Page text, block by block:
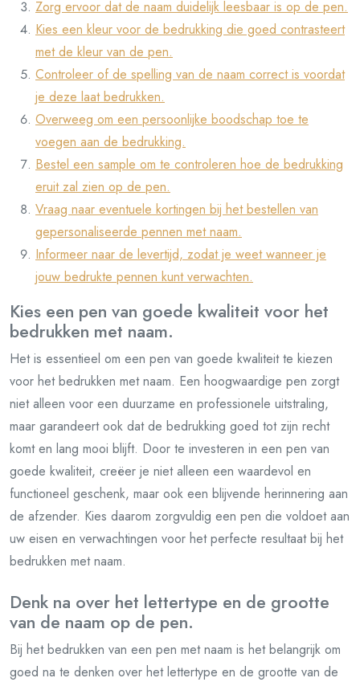
Zorg ervoor dat de naam duidelijk leesbaar is op de pen.
Kies een kleur voor de bedrukking die goed contrasteert
met de kleur van de pen.
Controleer of de spelling van de naam correct is voordat
je deze laat bedrukken.
Overweeg om een persoonlijke boodschap toe te
voegen aan de bedrukking.
Bestel een sample om te controleren hoe de bedrukking
eruit zal zien op de pen.
Vraag naar eventuele kortingen bij het bestellen van
gepersonaliseerde pennen met naam.
Informeer naar de levertijd, zodat je weet wanneer je
jouw bedrukte pennen kunt verwachten.
Kies een pen van goede kwaliteit voor het
bedrukken met naam.
Het is essentieel om een pen van goede kwaliteit te kiezen
voor het bedrukken met naam. Een hoogwaardige pen zorgt
niet alleen voor een duurzame en professionele uitstraling,
maar garandeert ook dat de bedrukking goed tot zijn recht
komt en lang mooi blijft. Door te investeren in een pen van
goede kwaliteit, creëer je niet alleen een waardevol en
functioneel geschenk, maar ook een blijvende herinnering aan
de afzender. Kies daarom zorgvuldig een pen die voldoet aan
uw eisen en verwachtingen voor het perfecte resultaat bij het
bedrukken met naam.
Denk na over het lettertype en de grootte
van de naam op de pen.
Bij het bedrukken van een pen met naam is het belangrijk om
goed na te denken over het lettertype en de grootte van de